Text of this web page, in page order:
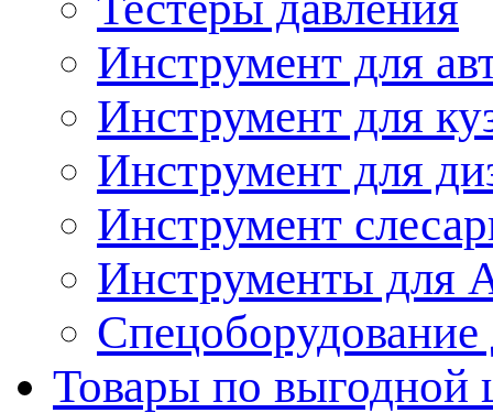
Инструмент для
Инструмент для
Инструмент для
Инструмент
Инструменты
Спецоборудование
Товары по выгодной